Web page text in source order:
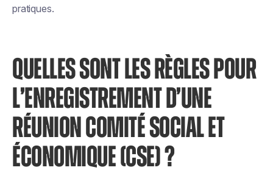
pratiques.
QUELLES SONT LES RÈGLES POUR
L’ENREGISTREMENT D’UNE
RÉUNION COMITÉ SOCIAL ET
ÉCONOMIQUE (CSE) ?